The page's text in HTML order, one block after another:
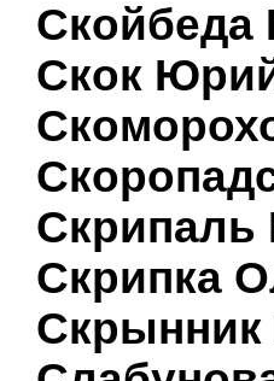
Скойбеда
Скок
Скрипаль
Скрипка
Скрынник